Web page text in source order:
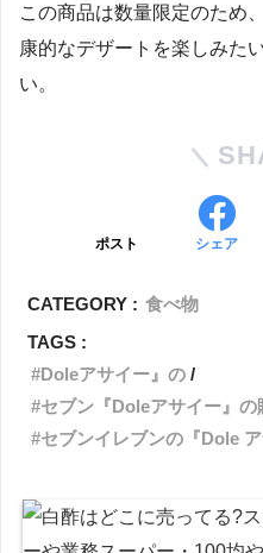
この商品は数量限定のため
康的なデザートを楽しみた
い。
ポスト シェア
CATEGORY : 食べ物
TAGS :
Doleアサイー』の
セブン『Doleアサイー』の
セブンイレブンの『Dole